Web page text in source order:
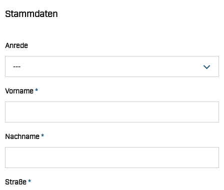
Stammdaten
Anrede
---
Vorname*
Nachname*
Straße*